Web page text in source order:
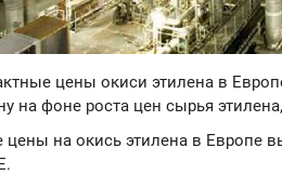
цены окиси этилена в
на фоне роста цен сырья
цены на окись этилена в Европе